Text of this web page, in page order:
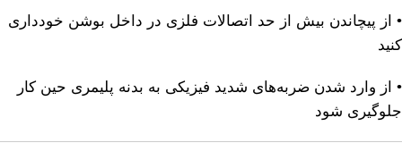
• از پیچاندن بیش از حد اتصالات فلزی در داخل بوشن خودداری
کنید
• از وارد شدن ضربه‌های شدید فیزیکی به بدنه پلیمری حین کار
جلوگیری شود